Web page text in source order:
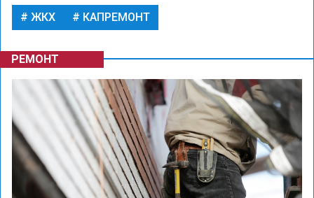
ЖКХ КАПРЕМОНТ
РЕМОНТ